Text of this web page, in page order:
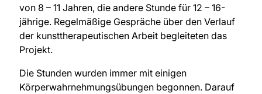
von 8 – 11 Jahren, die andere Stunde für 12 – 16-
jährige. Regelmäßige Gespräche über den Verlauf
der kunsttherapeutischen Arbeit begleiteten das
Projekt.
Die Stunden wurden immer mit einigen
Körperwahrnehmungsübungen begonnen. Darauf